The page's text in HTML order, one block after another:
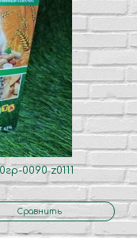
0090 z0111
Сравнить